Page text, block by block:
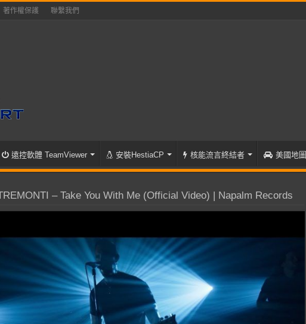
著作權保護 聯繫我們
遠控軟體 TeamViewer 安裝HestiaCP 核能流言終結者 美國地圖
– Take You With Me (Official Video) | Napalm Records